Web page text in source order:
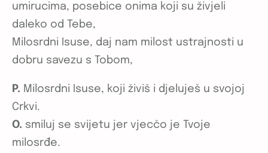
umirucima, posebice onima koji su živjeli
daleko od Tebe,
Milosrdni Isuse, daj nam milost ustrajnosti u
dobru savezu s Tobom,
P. Milosrdni Isuse, koji živiš i djeluješ u svojoj
Crkvi.
O. smiluj se svijetu jer vjecčo je Tvoje
milosrđe.